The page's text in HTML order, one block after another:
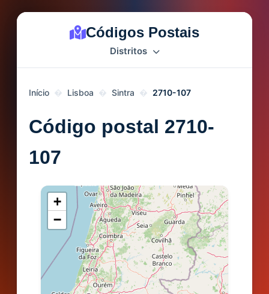
Códigos Postais
Distritos
Início Lisboa Sintra 2710-107
Código postal 2710-
107
+
−